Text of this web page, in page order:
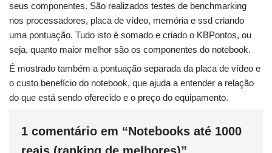
seus componentes. São realizados testes de benchmarking
nos processadores, placa de vídeo, memória e ssd criando
uma pontuação. Tudo isto é somado e criado o KBPontos, ou
seja, quanto maior melhor são os componentes do notebook.
É mostrado também a pontuação separada da placa de vídeo e
o custo benefício do notebook, que ajuda a entender a relação
do que está sendo oferecido e o preço do equipamento.
1 comentário em “Notebooks até 1000